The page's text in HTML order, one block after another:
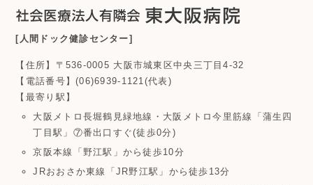
[人間ドック健診センター]
【住所】〒536-0005 大阪市城東区中央三丁目4-32
【電話番号】(06)6939-1121(代表)
【最寄り駅】
大阪メトロ長堀鶴見緑地線・大阪メトロ今里筋線「蒲生四
丁目駅」⑦番出口すぐ(徒歩0分)
京阪本線「野江駅」から徒歩10分
JRおおさか東線「JR野江駅」から徒歩13分